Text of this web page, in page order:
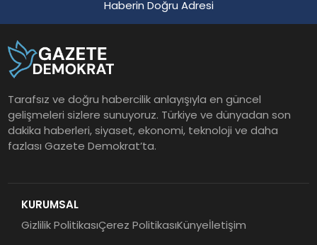
Haberin Doğru Adresi
Tarafsız ve doğru habercilik anlayışıyla en güncel
gelişmeleri sizlere sunuyoruz. Türkiye ve dünyadan son
dakika haberleri, siyaset, ekonomi, teknoloji ve daha
fazlası Gazete Demokrat’ta.
KURUMSAL
Gizlilik PolitikasıÇerez PolitikasıKünyeİletişim